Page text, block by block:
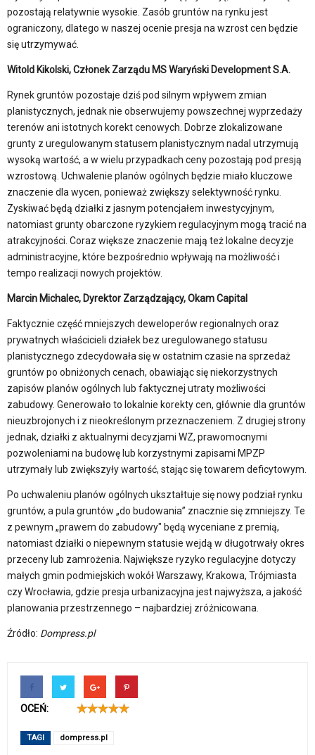
pozostają relatywnie wysokie. Zasób gruntów na rynku jest
ograniczony, dlatego w naszej ocenie presja na wzrost cen będzie
się utrzymywać.
Witold Kikolski, Członek Zarządu MS Waryński Development S.A.
Rynek gruntów pozostaje dziś pod silnym wpływem zmian
planistycznych, jednak nie obserwujemy powszechnej wyprzedaży
terenów ani istotnych korekt cenowych. Dobrze zlokalizowane
grunty z uregulowanym statusem planistycznym nadal utrzymują
wysoką wartość, a w wielu przypadkach ceny pozostają pod presją
wzrostową. Uchwalenie planów ogólnych będzie miało kluczowe
znaczenie dla wycen, ponieważ zwiększy selektywność rynku.
Zyskiwać będą działki z jasnym potencjałem inwestycyjnym,
natomiast grunty obarczone ryzykiem regulacyjnym mogą tracić na
atrakcyjności. Coraz większe znaczenie mają też lokalne decyzje
administracyjne, które bezpośrednio wpływają na możliwość i
tempo realizacji nowych projektów.
Marcin Michalec, Dyrektor Zarządzający, Okam Capital
Faktycznie część mniejszych deweloperów regionalnych oraz
prywatnych właścicieli działek bez uregulowanego statusu
planistycznego zdecydowała się w ostatnim czasie na sprzedaż
gruntów po obniżonych cenach, obawiając się niekorzystnych
zapisów planów ogólnych lub faktycznej utraty możliwości
zabudowy. Generowało to lokalnie korekty cen, głównie dla gruntów
nieuzbrojonych i z nieokreślonym przeznaczeniem. Z drugiej strony
jednak, działki z aktualnymi decyzjami WZ, prawomocnymi
pozwoleniami na budowę lub korzystnymi zapisami MPZP
utrzymały lub zwiększyły wartość, stając się towarem deficytowym.
Po uchwaleniu planów ogólnych ukształtuje się nowy podział rynku
gruntów, a pula gruntów „do budowania” znacznie się zmniejszy. Te
z pewnym „prawem do zabudowy" będą wyceniane z premią,
natomiast działki o niepewnym statusie wejdą w długotrwały okres
przeceny lub zamrożenia. Największe ryzyko regulacyjne dotyczy
małych gmin podmiejskich wokół Warszawy, Krakowa, Trójmiasta
czy Wrocławia, gdzie presja urbanizacyjna jest najwyższa, a jakość
planowania przestrzennego – najbardziej zróżnicowana.
Źródło: Dompress.pl
OCEŃ:
TAGI dompress.pl